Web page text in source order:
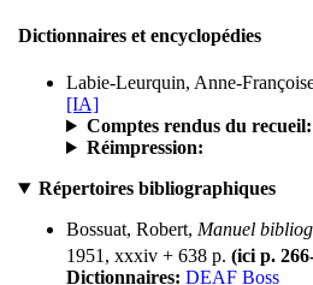
Dictionnaires et encyclopédies
Labie-Leurquin, Anne-
[IA]
Comptes rendus du recueil:
Réimpression:
Répertoires bibliographiques
Bossuat, Robert, Manuel
1951, xxxiv + 638 p. (ici p.
Dictionnaires: DEAF Boss